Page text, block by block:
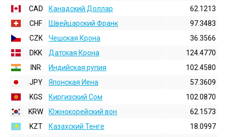
CAD
Канадский Доллар
62.1213
CHF
Швейцарский Франк
97.3483
CZK
Чешская Крона
36.3566
DKK
Датская Крона
124.4770
INR
Индийская pупия
102.4580
JPY
Японская Иена
57.3609
KGS
Киргизский Сом
102.0870
KRW
Южнокорейский вон
62.1573
KZT
Казахский Тенге
18.0997